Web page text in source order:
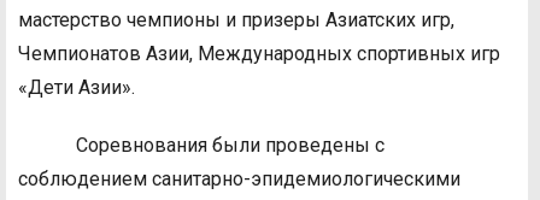
мастерство чемпионы и призеры Азиатских игр,
Чемпионатов Азии, Международных спортивных игр
«Дети Азии».
Соревнования были проведены с
соблюдением санитарно-эпидемиологическими